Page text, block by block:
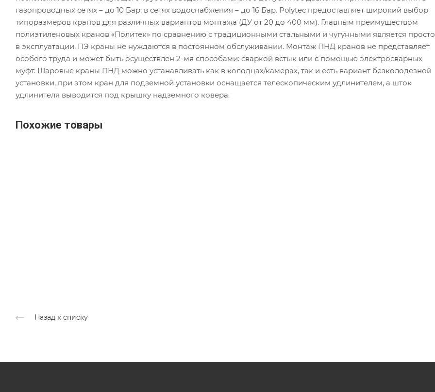
газопроводных сетях – до 10 Бар; в сетях водоснабжения – до 16 Бар. Polytec предоставляет широкий выбор
типоразмеров кранов для различных вариантов монтажа (ДУ от 20 до 400 мм). Главным преимуществом
полиэтиленовых кранов «Политек» по сравнению с традиционными стальными и чугунными является
в эксплуатации, ПЭ краны не нуждаются в постоянном обслуживании. Монтаж ПНД кранов не представляет
особого труда и может быть осуществлен 2-мя способами: сваркой встык или с помощью электросварных
муфт. Шаровые краны ПНД можно устанавливать как в колодцах/камерах, так и есть вариант безколодезной
установки, при этом кран для подземной установки оснащается телескопическим удлинителем, а шток
удлинителя выводится под крышку надземного ковера.
Похожие товары
Назад к списку